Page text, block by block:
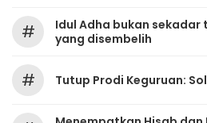
#
Idul Adha bukan
yang disembelih
# Tutup Prodi Keguruan: